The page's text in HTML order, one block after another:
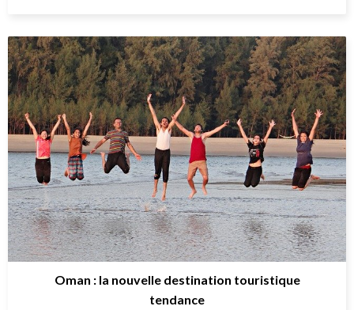
Oman : la nouvelle destination touristique
tendance